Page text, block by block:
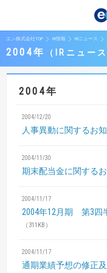
エン株式会社TOP IR情報 IRニュース
2004年 IRニュース
2004年
2004/12/20
人事異動に関するお
2004/11/30
期末配当金に関する
2004/11/17
2004年12月期 第3四
（311KB）
2004/11/17
通期業績予想の修正